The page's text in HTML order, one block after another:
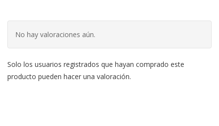
No hay valoraciones aún.
Solo los usuarios registrados que hayan comprado este
producto pueden hacer una valoración.